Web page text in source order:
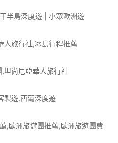
半島深度遊 | 小眾歐洲遊
人旅行社,冰島行程推薦
坦尚尼亞華人旅行社
製遊,西葡深度遊
,歐洲旅遊團推薦,歐洲旅遊團費